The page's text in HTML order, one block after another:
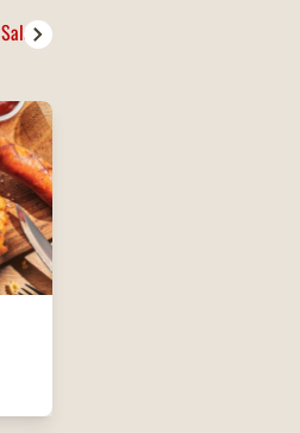
Salades